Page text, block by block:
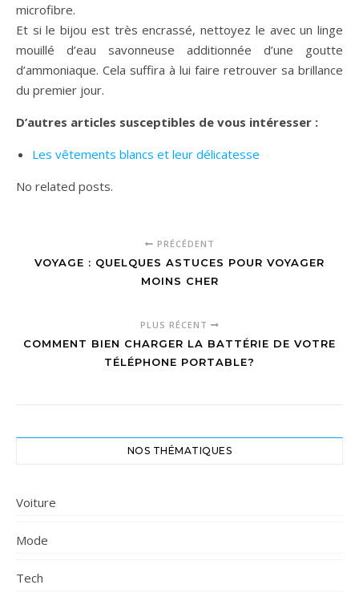
microfibre.
Et si le bijou est très encrassé, nettoyez le avec un linge
mouillé d’eau savonneuse additionnée d’une goutte
d’ammoniaque. Cela suffira à lui faire retrouver sa brillance
du premier jour.
D’autres articles susceptibles de vous intéresser :
Les vêtements blancs et leur délicatesse
No related posts.
PRÉCÉDENT
VOYAGE : QUELQUES ASTUCES POUR VOYAGER
MOINS CHER
PLUS RÉCENT
COMMENT BIEN CHARGER LA BATTÉRIE DE VOTRE
TÉLÉPHONE PORTABLE?
NOS THÉMATIQUES
Voiture
Mode
Tech